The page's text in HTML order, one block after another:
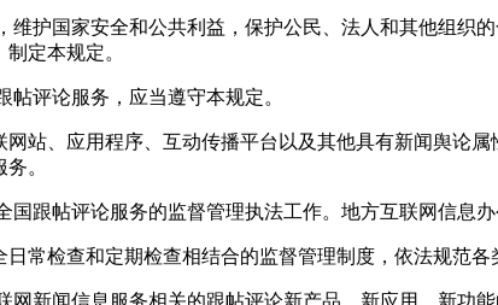
维护国家安全和公共利益，保护公民、法人和其他组
定本规定。
评论服务，应当遵守本规定。
站、应用程序、互动传播平台以及其他具有新闻舆论
。
国跟帖评论服务的监督管理执法工作。地方互联网信息
常检查和定期检查相结合的监督管理制度，依法规范各
网新闻信息服务相关的跟帖评论新产品、新应用、新功